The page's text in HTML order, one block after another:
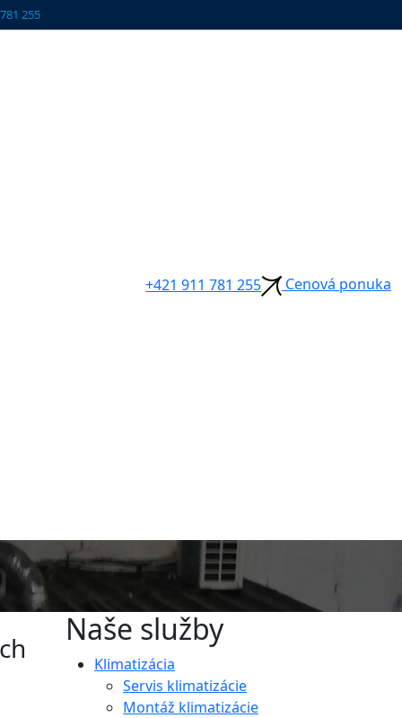
255
+421 911 781 255 Cenová ponuka
Naše služby
Klimatizácia
Servis klimatizácie
Montáž klimatizácie